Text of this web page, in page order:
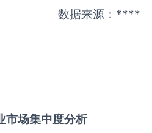
数据来源：****
市场集中度分析